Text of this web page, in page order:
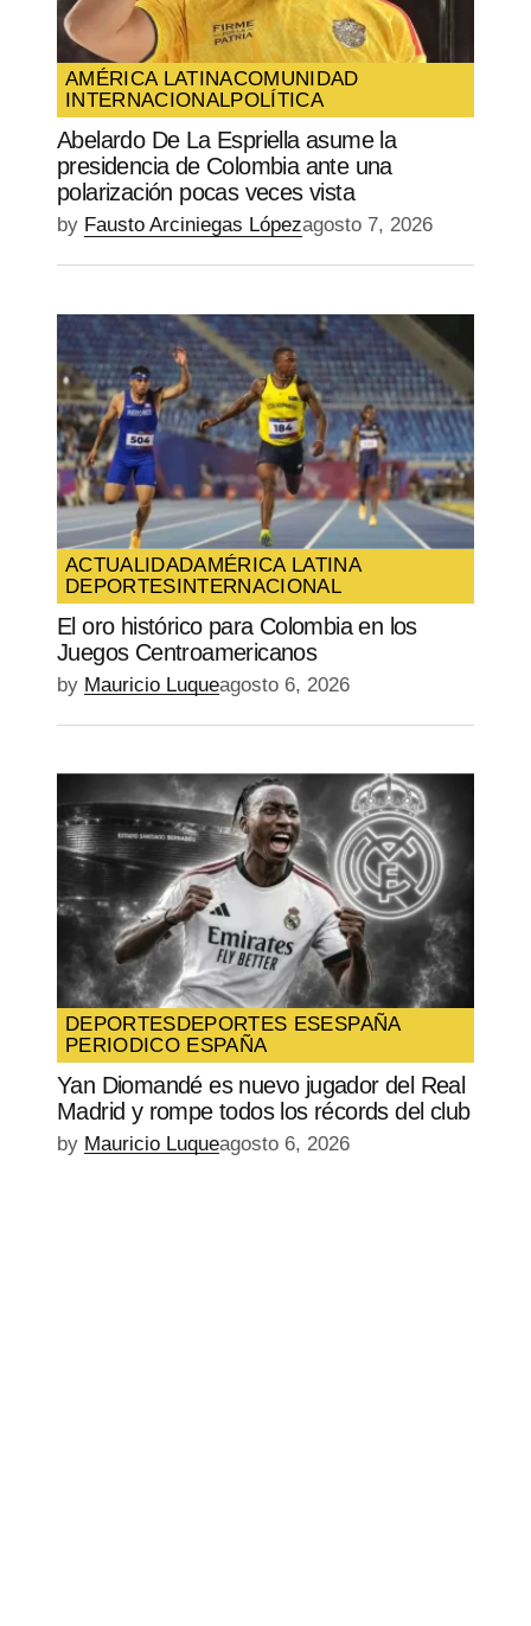
AMÉRICA LATINACOMUNIDAD
INTERNACIONALPOLÍTICA
Abelardo De La Espriella asume la
presidencia de Colombia ante una
polarización pocas veces vista
by Fausto Arciniegas Lópezagosto 7, 2026
ACTUALIDADAMÉRICA LATINA
DEPORTESINTERNACIONAL
El oro histórico para Colombia en los
Juegos Centroamericanos
by Mauricio Luqueagosto 6, 2026
DEPORTESDEPORTES ESESPAÑA
PERIODICO ESPAÑA
Yan Diomandé es nuevo jugador del Real
Madrid y rompe todos los récords del club
by Mauricio Luqueagosto 6, 2026